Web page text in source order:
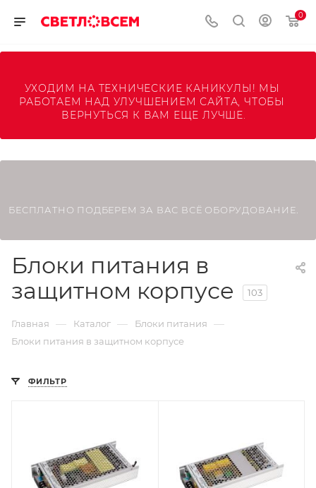
0
УХОДИМ НА ТЕХНИЧЕСКИЕ КАНИКУЛЫ! МЫ
РАБОТАЕМ НАД УЛУЧШЕНИЕМ САЙТА, ЧТОБЫ
ВЕРНУТЬСЯ К ВАМ ЕЩЕ ЛУЧШЕ.
БЕСПЛАТНО ПОДБЕРЕМ ЗА ВАС ВСЁ ОБОРУДОВАНИЕ.
Блоки питания в
защитном корпусе
103
Главная — Каталог — Блоки питания —
Блоки питания в защитном корпусе
ФИЛЬТР